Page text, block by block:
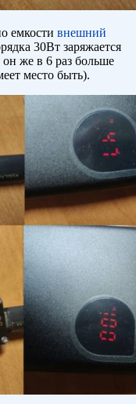
емкости внешний
30Вт заряжается
он же в 6 раз больше
место быть).